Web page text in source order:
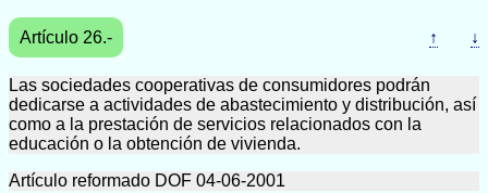
Artículo 26.- ↑ ↓
Las sociedades cooperativas de consumidores podrán
dedicarse a actividades de abastecimiento y distribución, así
como a la prestación de servicios relacionados con la
educación o la obtención de vivienda.
Artículo reformado DOF 04-06-2001